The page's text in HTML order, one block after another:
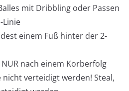
mit Dribbling oder Passen
Linie
einem Fuß hinter der 2-
nach einem Korberfolg
verteidigt werden! Steal,